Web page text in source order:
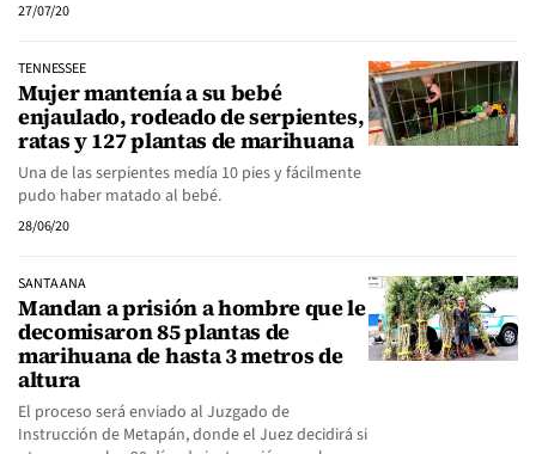
27/07/20
TENNESSEE
Mujer mantenía a su bebé
enjaulado, rodeado de serpientes,
ratas y 127 plantas de marihuana
Una de las serpientes medía 10 pies y fácilmente
pudo haber matado al bebé.
28/06/20
SANTA ANA
Mandan a prisión a hombre que le
decomisaron 85 plantas de
marihuana de hasta 3 metros de
altura
El proceso será enviado al Juzgado de
Instrucción de Metapán, donde el Juez decidirá si